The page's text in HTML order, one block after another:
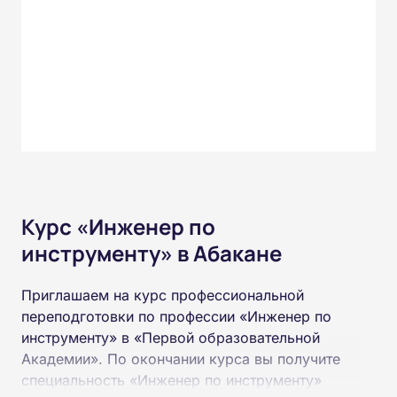
Курс «Инженер по
инструменту» в Абакане
Приглашаем на курс профессиональной
переподготовки по профессии «Инженер по
инструменту» в «Первой образовательной
Академии». По окончании курса вы получите
специальность «Инженер по инструменту»